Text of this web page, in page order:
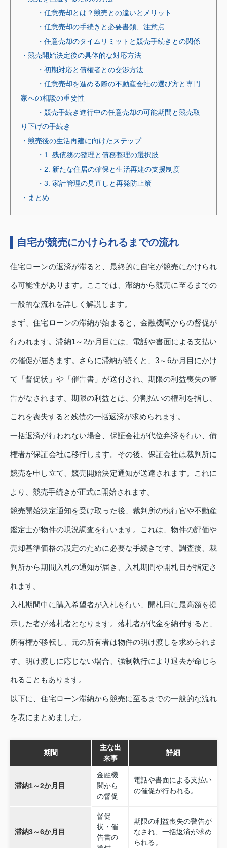
・任意売却とは？競売との違いとメリット
・任意売却の手続きと必要書類、注意点
・任意売却のタイムリミットと競売手続きとの関係
・競売開始決定後の具体的な対応方法
・初期対応と債権者との交渉方法
・任意売却を進める際の不動産会社の選び方と専門
家への相談の重要性
・競売手続き進行中の任意売却の可能期間と競売取
り下げの手続き
・競売後の生活再建に向けたステップ
・1. 残債務の整理と債務整理の選択肢
・2. 新たな住居の確保と生活再建の支援制度
・3. 家計管理の見直しと再発防止策
・まとめ
自宅が競売にかけられるまでの流れ
住宅ローンの返済が滞ると、最終的に自宅が競売にかけられ
る可能性があります。ここでは、滞納から競売に至るまでの
一般的な流れを詳しく解説します。
まず、住宅ローンの滞納が始まると、金融機関からの督促が
行われます。滞納1～2か月目には、電話や書面による支払い
の催促が届きます。さらに滞納が続くと、3～6か月目にかけ
て「督促状」や「催告書」が送付され、期限の利益喪失の警
告がなされます。期限の利益とは、分割払いの権利を指し、
これを喪失すると残債の一括返済が求められます。
一括返済が行われない場合、保証会社が代位弁済を行い、債
権者が保証会社に移行します。その後、保証会社は裁判所に
競売を申し立て、競売開始決定通知が送達されます。これに
より、競売手続きが正式に開始されます。
競売開始決定通知を受け取った後、裁判所の執行官や不動産
鑑定士が物件の現況調査を行います。これは、物件の評価や
売却基準価格の設定のために必要な手続きです。調査後、裁
判所から期間入札の通知が届き、入札期間や開札日が指定さ
れます。
入札期間中に購入希望者が入札を行い、開札日に最高額を提
示した者が落札者となります。落札者が代金を納付すると、
所有権が移転し、元の所有者は物件の明け渡しを求められま
す。明け渡しに応じない場合、強制執行により退去が命じら
れることもあります。
以下に、住宅ローン滞納から競売に至るまでの一般的な流れ
を表にまとめました。
期間
主な出
来事
詳細
滞納1～2か月目
金融機
関から
の督促
電話や書面による支払い
の催促が行われる。
滞納3～6か月目
督促
状・催
告書の
期限の利益喪失の警告が
なされ、一括返済が求め
られる。